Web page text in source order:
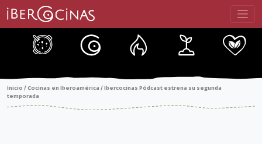
Inicio /Cocinas en Iberoamérica /Ibercocinas Pódcast estrena su segunda
temporada